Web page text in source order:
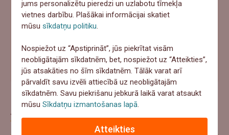
Atbildēt
"Ar mani jau tā nenotiks" – uzzini pieredzes stāstus par
apdrošināšanas gadījumiem
Jaunākie raksti
jums personalizētu pieredzi un uzlabotu tīmekļa
vietnes darbību. Plašākai informācijai skatiet
mūsusīkdatņu politiku
Nospiežot uz “Apstiprināt”, jūs piekrītat visām
neobligātajām sīkdatnēm, bet, nospiežot uz “Atteikties”,
jūs atsakāties no šīm sīkdatnēm. Tālāk varat arī
pārvaldīt savu izvēli attiecībā uz neobligātajām
sīkdatnēm. Savu piekrišanu jebkurā laikā varat atsaukt
mūsuSīkdatņu izmantošanas lapā
Atteikties